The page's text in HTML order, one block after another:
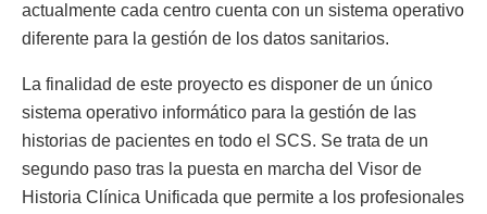
actualmente cada centro cuenta con un sistema operativo
diferente para la gestión de los datos sanitarios.
La finalidad de este proyecto es disponer de un único
sistema operativo informático para la gestión de las
historias de pacientes en todo el SCS. Se trata de un
segundo paso tras la puesta en marcha del Visor de
Historia Clínica Unificada que permite a los profesionales